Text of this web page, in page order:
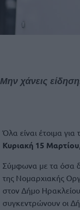
Μην χάνεις
Όλα είναι έτοιμα
Κυριακή 15 Μαρτίου
Σύμφωνα με τα όσα
της Νομαρχιακής
στον Δήμο
συγκεντρώνουν οι